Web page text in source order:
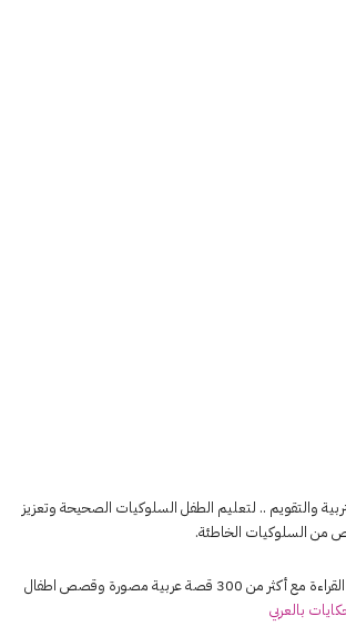
والتقويم .. لتعليم الطفل السلوكيات الصحيحة وتعزيز
من السلوكيات الخاطئة.
اقرأ لطفلك وعلمه حب القراءة مع أكثر من 300 قصة عربية مصورة وقصص اطفال
بالعربي